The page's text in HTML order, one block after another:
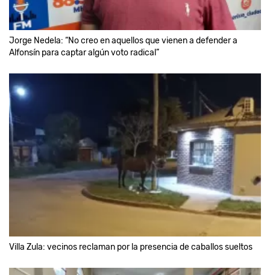
Jorge Nedela: “No creo en aquellos que vienen a defender a
Alfonsín para captar algún voto radical”
Villa Zula: vecinos reclaman por la presencia de caballos sueltos